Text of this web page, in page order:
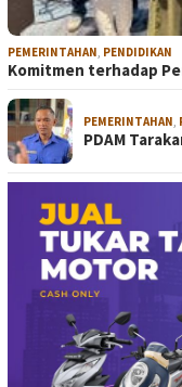
PEMERINTAHAN PENDIDIKAN
Komitmen terhadap
PEMERINTAHAN
PDAM